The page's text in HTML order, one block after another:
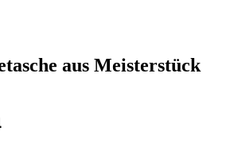
aus Meisterstück